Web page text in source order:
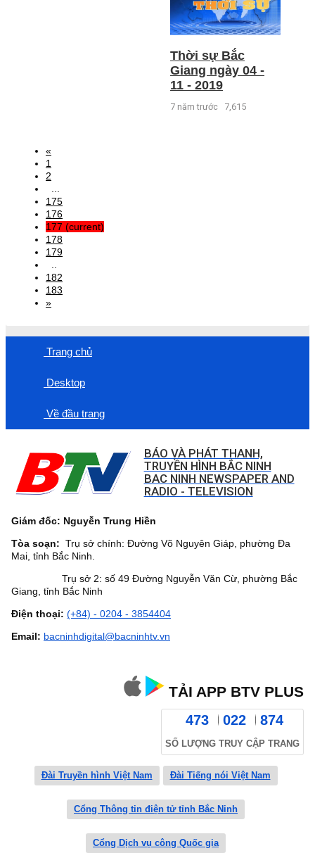
Thời sự Bắc
Giang ngày 04 -
11 - 2019
7 năm trước 7,615
«
1
2
175
176
177 (current)
178
179
182
183
»
Trang chủ
Desktop
Về đầu trang
BÁO VÀ PHÁT THANH,
TRUYỀN HÌNH BẮC NINH
BAC NINH NEWSPAPER AND
RADIO - TELEVISION
Giám đốc: Nguyễn Trung Hiền
Tòa soạn: Trụ sở chính: Đường Võ Nguyên Giáp, phường Đa
Mai, tỉnh Bắc Ninh.
Trụ sở 2: số 49 Đường Nguyễn Văn Cừ, phường Bắc
Giang, tỉnh Bắc Ninh
Điện thoại: (+84) - 0204 - 3854404
Email: bacninhdigital@bacninhtv.vn
TẢI APP BTV PLUS
473 022 874
SỐ LƯỢNG TRUY CẬP TRANG
Đài Truyền hình Việt Nam Đài Tiếng nói Việt Nam
Cổng Thông tin điện tử tỉnh Bắc Ninh
Cổng Dịch vụ công Quốc gia